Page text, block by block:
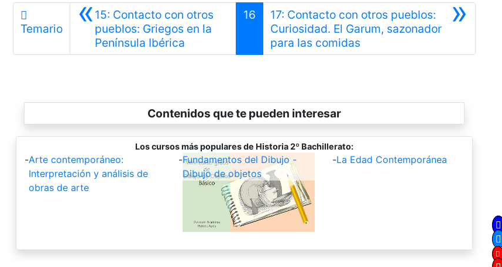
Temario «15: Contacto con otros
pueblos: Griegos en la
Península IbéricaAnterior
16 »
17: Contacto con otros pueblos:
Curiosidad. El Garum, sazonador
para las comidasSiguiente
Contenidos que te pueden interesar
Los cursos más populares de Historia 2º Bachillerato:
-Arte contemporáneo:
Interpretación y análisis de
obras de arte
-Fundamentos del Dibujo -
Dibujo de objetos
-La Edad Contemporánea